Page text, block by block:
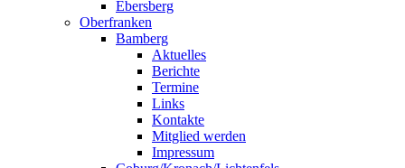
Ebersberg
Oberfranken
Bamberg
Aktuelles
Berichte
Termine
Links
Kontakte
Mitglied werden
Impressum